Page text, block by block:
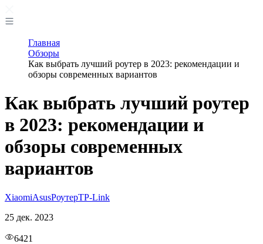
Главная
Обзоры
Как выбрать лучший роутер в 2023: рекомендации и
обзоры современных вариантов
Как выбрать лучший роутер
в 2023: рекомендации и
обзоры современных
вариантов
XiaomiAsusРоутерTP-Link
25 дек. 2023
6421